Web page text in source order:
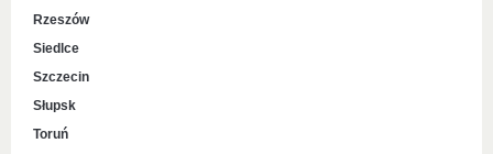
Rzeszów
Siedlce
Szczecin
Słupsk
Toruń